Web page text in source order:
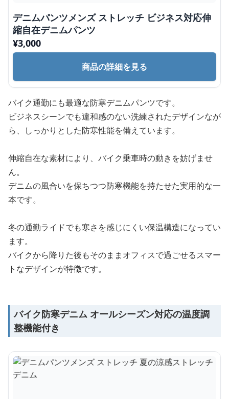
デニムパンツメンズ ストレッチ ビジネス対応伸
縮自在デニムパンツ
¥3,000
商品の詳細を見る
バイク通勤にも最適な防寒デニムパンツです。
ビジネスシーンでも違和感のない洗練されたデザインなが
ら、しっかりとした防寒性能を備えています。
伸縮自在な素材により、バイク乗車時の動きを妨げませ
ん。
デニムの風合いを保ちつつ防寒機能を持たせた実用的な一
本です。
冬の通勤ライドでも寒さを感じにくい保温構造になってい
ます。
バイクから降りた後もそのままオフィスで過ごせるスマー
トなデザインが特徴です。
バイク防寒デニム オールシーズン対応の温度調
整機能付き